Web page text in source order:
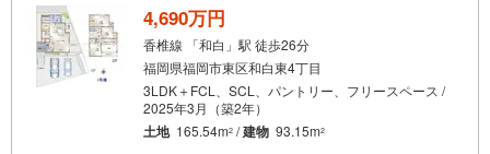
4,690万円
香椎線 「和白」駅 徒歩26分
福岡県福岡市東区和白東4丁目
3LDK＋FCL、SCL、パントリー、フリースペース /
2025年3月（築2年）
土地 165.54m2 /建物 93.15m2